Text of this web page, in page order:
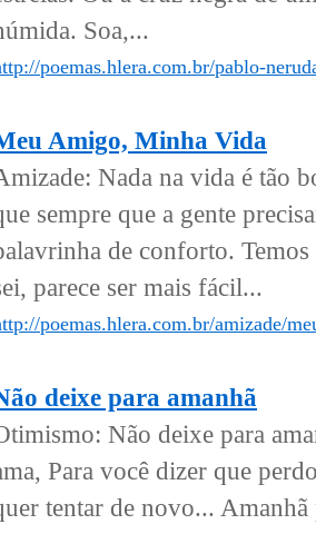
Soa,...
poemas.hlera.com.br/pablo-
Amigo, Minha Vida
Nada na vida é tão
sempre que a gente
de conforto. Temos
parece ser mais fácil...
poemas.hlera.com.br/amizade/
deixe para amanhã
Não deixe para
Para você dizer que
tentar de novo...